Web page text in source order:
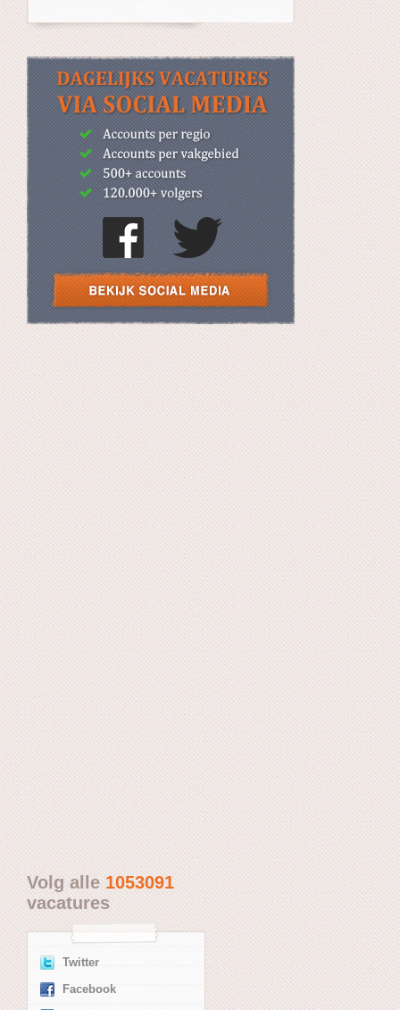
Volg alle1053091
vacatures
Twitter
Facebook